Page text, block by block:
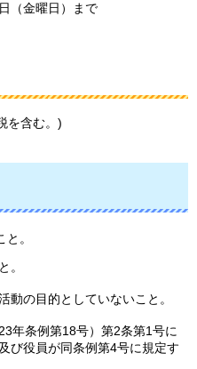
（金曜日）まで
を含む。)
。
。
動の目的としていないこと。
年条例第18号）第2条第1号に
び役員が同条例第4号に規定す